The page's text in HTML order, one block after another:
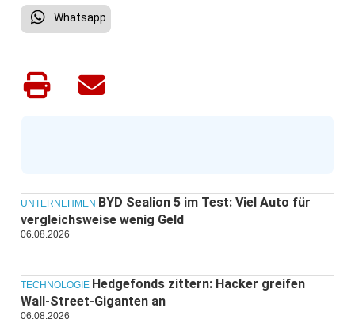
Whatsapp
UNTERNEHMEN BYD Sealion 5 im Test: Viel Auto für
vergleichsweise wenig Geld
06.08.2026
TECHNOLOGIE Hedgefonds zittern: Hacker greifen
Wall-Street-Giganten an
06.08.2026